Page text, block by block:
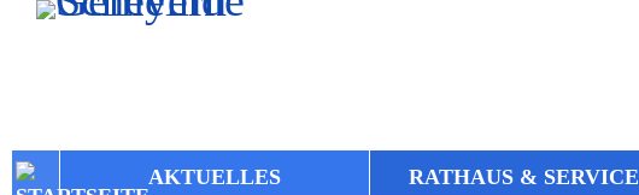
Zum Inhalt,zur Navigationoder
AKTUELLES RATHAUS & SERVICE